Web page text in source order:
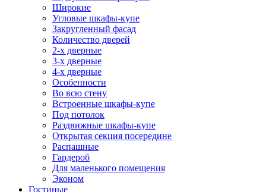
Широкие
Угловые шкафы-купе
Закругленный фасад
Количество дверей
2-х дверные
3-х дверные
4-х дверные
Особенности
Во всю стену
Встроенные шкафы-купе
Под потолок
Раздвижные шкафы-купе
Открытая секция посередине
Распашные
Гардероб
Для маленького помещения
Эконом
Гостиные